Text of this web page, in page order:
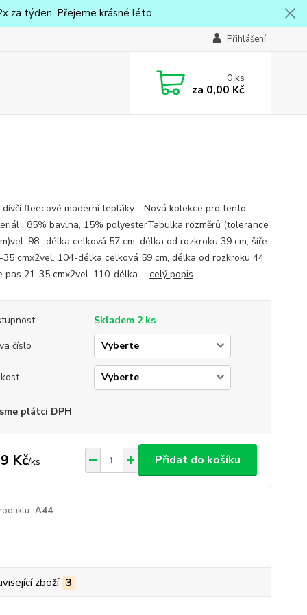
za týden. Přejeme krásné léto.
Přihlášení
0ks
za 0,00 Kč
dívčí fleecové moderní tepláky - Nová kolekce pro tento
: 85% bavlna, 15% polyesterTabulka rozměrů (tolerance
98 -délka celková 57 cm, délka od rozkroku 39 cm, šíře
cmx2vel. 104-délka celková 59 cm, délka od rozkroku 44
pas 21-35 cmx2vel. 110-délka ... celý popis
Skladem 2 ks
číslo
plátci DPH
Kč/ks Přidat do košíku
A44
zboží 3